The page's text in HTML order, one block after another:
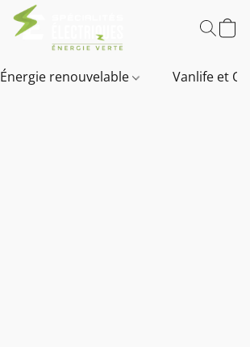
Énergie renouvelable Vanlife et